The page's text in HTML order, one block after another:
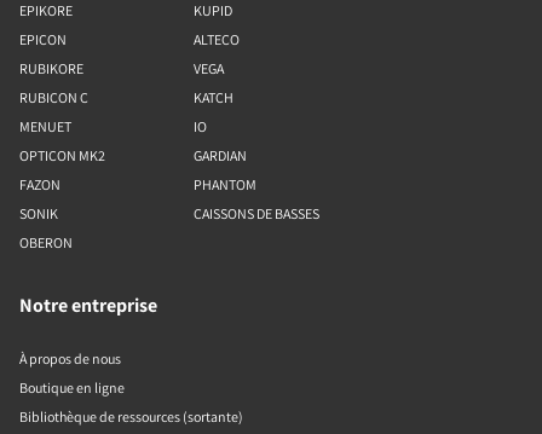
EPIKORE
EPICON
RUBIKORE
RUBICON C
MENUET
OPTICON MK2
FAZON
SONIK
OBERON
KUPID
ALTECO
VEGA
KATCH
IO
GARDIAN
PHANTOM
CAISSONS DE BASSES
Notre entreprise
À propos de nous
Boutique en ligne
Bibliothèque de ressources (sortante)